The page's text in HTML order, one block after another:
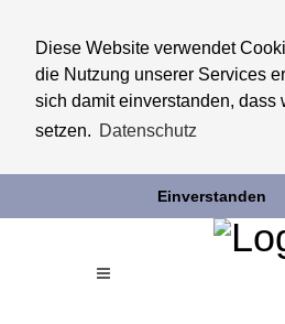
Diese Website verwendet
die Nutzung unserer Services
sich damit einverstanden, dass
setzen. Datenschutz
Einverstanden